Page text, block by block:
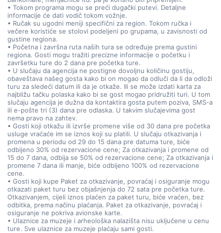
• Tokom programa mogu se preći dugački putevi. Detaljne
informacije će dati vodič tokom vožnje.
• Ručak su ugodni meniji specifični za region. Tokom ručka i
večere koristiće se stolovi podeljeni po grupama, u zavisnosti od
gustine regiona.
• Početna i završna ruta naših tura se određuje prema gustini
regiona. Gosti mogu tražiti precizne informacije o početku i
završetku ture do 2 dana pre početka ture.
• U slučaju da agencija ne postigne dovoljnu količinu gostiju,
obaveštava našeg gosta kako bi on mogao da odluči da li da odloži
turu za sledeći datum ili da je otkaže. Ili se može izdati karta za
najbližu tačku polaska kako bi se gost mogao pridružiti turi. U tom
slučaju agencija je dužna da kontaktira gosta putem poziva, SMS-a
ili e-pošte tri (3) dana pre odlaska. U takvim slučajevima gost
nema pravo na zahtev.
• Gosti koji otkažu ili izvrše promene više od 30 dana pre početka
usluge vraćaće im se iznos koji su platili. U slučaju otkazivanja i
promena u periodu od 29 do 15 dana pre datuma ture, biće
odbijeno 30% od rezervacione cene; Za otkazivanja i promene od
15 do 7 dana, odbija se 50% od rezervacione cene; Za otkazivanja i
promene 7 dana ili manje, biće odbijeno 100% od rezervacione
cene.
• Gosti koji kupe Paket za otkazivanje, povraćaj i osiguranje mogu
otkazati paket turu bez objašnjenja do 72 sata pre početka ture.
Otkazivanjem, cijeli iznos plaćen za paket turu, biće vraćen, bez
odbitka, prema načinu plaćanja. Paket za otkazivanje, povraćaj i
osiguranje ne pokriva avionske karte.
• Ulaznice za muzeje i arheološka nalazišta nisu uključene u cenu
ture. Sve ulaznice za muzeje plaćaju sami gosti.